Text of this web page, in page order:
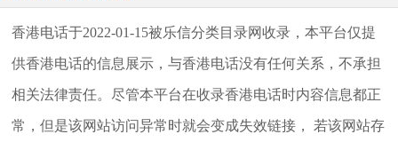
香港电话于2022-01-15被乐信分类目录网收录，本平台仅提
供香港电话的信息展示，与香港电话没有任何关系，不承担
相关法律责任。尽管本平台在收录香港电话时内容信息都正
常，但是该网站访问异常时就会变成失效链接， 若该网站存